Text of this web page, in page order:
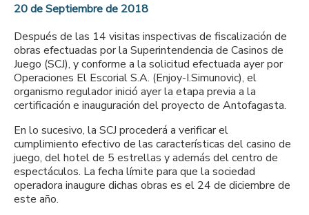
20 de Septiembre de 2018
Después de las 14 visitas inspectivas de fiscalización de
obras efectuadas por la Superintendencia de Casinos de
Juego (SCJ), y conforme a la solicitud efectuada ayer por
Operaciones El Escorial S.A. (Enjoy-I.Simunovic), el
organismo regulador inició ayer la etapa previa a la
certificación e inauguración del proyecto de Antofagasta.
En lo sucesivo, la SCJ procederá a verificar el
cumplimiento efectivo de las características del casino de
juego, del hotel de 5 estrellas y además del centro de
espectáculos. La fecha límite para que la sociedad
operadora inaugure dichas obras es el 24 de diciembre de
este año.